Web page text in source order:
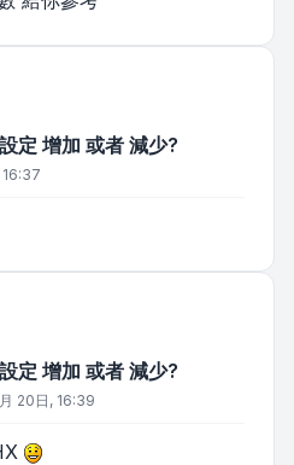
定 增加 或者 減少?
定 增加 或者 減少?
20日, 16:39